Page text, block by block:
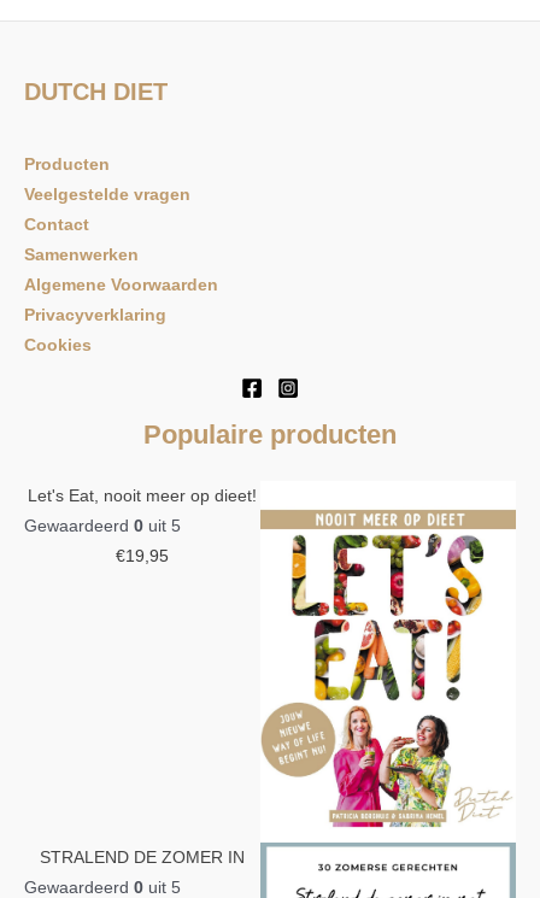
DUTCH DIET
Producten
Veelgestelde vragen
Contact
Samenwerken
Algemene Voorwaarden
Privacyverklaring
Cookies
Populaire producten
Let's Eat, nooit meer op dieet!
Gewaardeerd 0 uit 5
€19,95
STRALEND DE ZOMER IN
Gewaardeerd 0 uit 5